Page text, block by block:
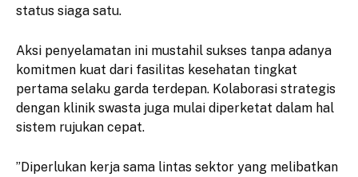
status siaga satu.
​Aksi penyelamatan ini mustahil sukses tanpa adanya
komitmen kuat dari fasilitas kesehatan tingkat
pertama selaku garda terdepan. Kolaborasi strategis
dengan klinik swasta juga mulai diperketat dalam hal
sistem rujukan cepat.
​”Diperlukan kerja sama lintas sektor yang melibatkan